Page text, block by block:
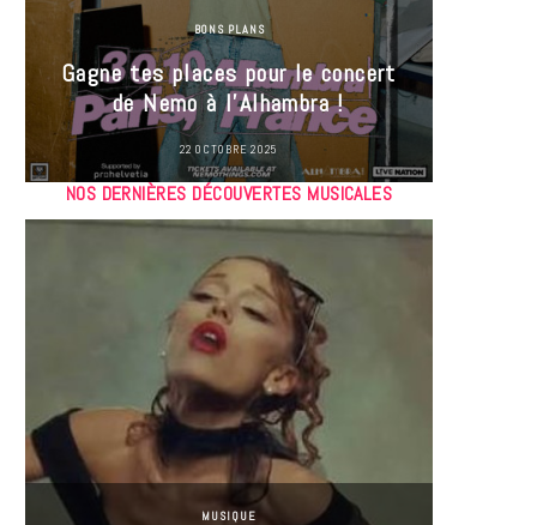
BONS PLANS
Gagne tes places pour le concert
de Nemo à l’Alhambra !
22 OCTOBRE 2025
NOS DERNIÈRES DÉCOUVERTES MUSICALES
MUSIQUE